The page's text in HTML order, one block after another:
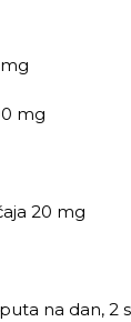
mg
20 mg
na dan, 2